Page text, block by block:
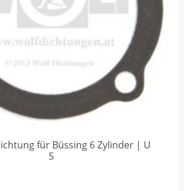
für Büssing 6 Zylinder | U
5